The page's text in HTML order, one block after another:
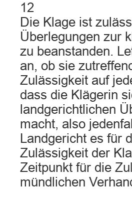
12
Die Klage ist
Überlegungen zur
zu beanstanden.
an, ob sie
Zulässigkeit auf
dass die Klägerin
landgerichtlichen
macht, also
Landgericht es für
Zulässigkeit der
Zeitpunkt für die
mündlichen